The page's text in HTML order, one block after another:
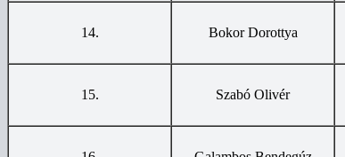
14. Bokor Dorottya
15. Szabó Olivér